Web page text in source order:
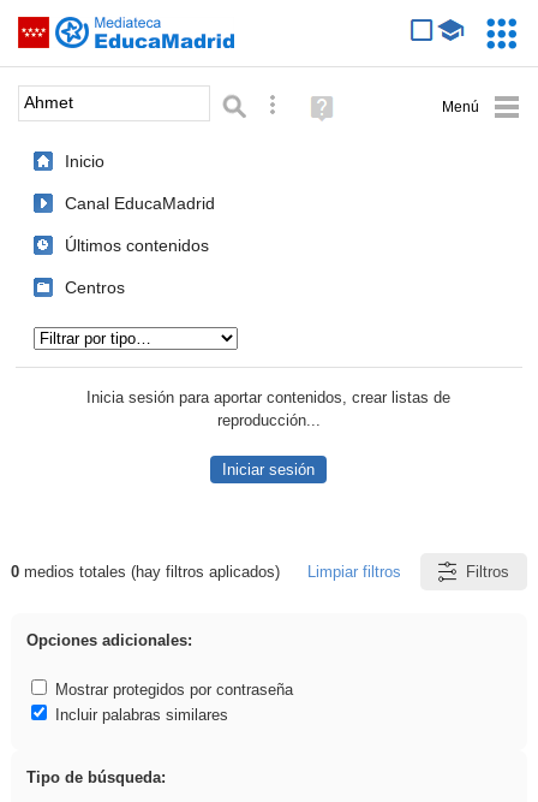
Saltar navegación
Palabra o frase: Búsqueda avanzada
Ayuda
(en
Inicio
Canal EducaMadrid
Últimos contenidos
Centros
Inicia sesión para aportar contenidos, crear listas de
reproducción...
Iniciar sesión
Resultados de: Ahmet
0medios totales (hay filtros aplicados) Limpiar filtros Filtros
Opciones adicionales:
Mostrar protegidos por contraseña
Incluir palabras similares
Tipo de búsqueda: